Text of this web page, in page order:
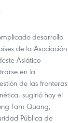
desarrollo
de la Asociación
Asiático
en la
de las fronteras
sugirió hoy el
Tam Quang,
Pública de